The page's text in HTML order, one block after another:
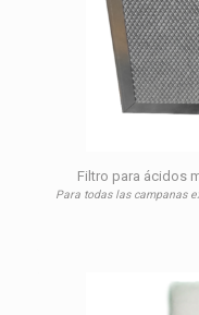
Filtro para ácidos
Para todas las campanas